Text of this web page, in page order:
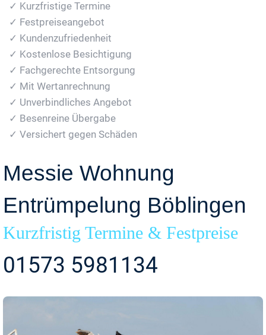
✓ Kurzfristige Termine
✓ Festpreiseangebot
✓ Kundenzufriedenheit
✓ Kostenlose Besichtigung
✓ Fachgerechte Entsorgung
✓ Mit Wertanrechnung
✓ Unverbindliches Angebot
✓ Besenreine Übergabe
✓ Versichert gegen Schäden
Messie Wohnung
Entrümpelung Böblingen
Kurzfristig Termine & Festpreise
01573 5981134